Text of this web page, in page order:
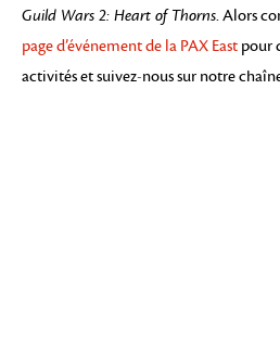
Guild Wars 2: Heart of Thorns. Alors
page d’événement de la PAX East pour
activités et suivez-nous sur notre